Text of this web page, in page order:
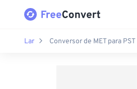
Lar Conversor de MET para PST